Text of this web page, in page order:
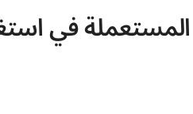
المستعملة في